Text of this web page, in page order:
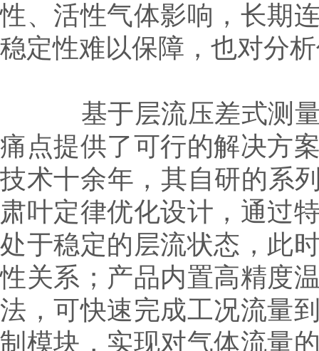
性、活性气体影响，长期
稳定性难以保障，也对分
基于层流压差式测量
痛点提供了可行的解决方
技术十余年，其自研的系
肃叶定律优化设计，通过
处于稳定的层流状态，此
性关系；产品内置高精度
法，可快速完成工况流量
制模块，实现对气体流量